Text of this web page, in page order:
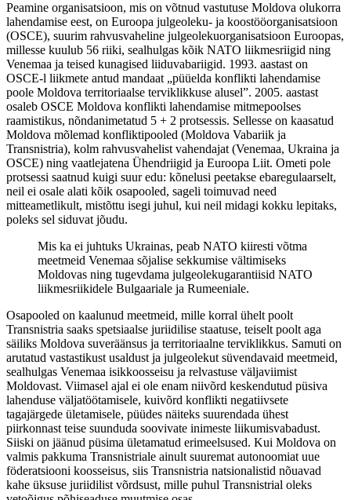
Peamine organisatsioon, mis on võtnud vastutuse Moldova olukorra
lahendamise eest, on Euroopa julgeoleku- ja koostööorganisatsioon
(OSCE), suurim rahvusvaheline julgeolekuorganisatsioon Euroopas,
millesse kuulub 56 riiki, sealhulgas kõik NATO liikmesriigid ning
Venemaa ja teised kunagised liiduvabariigid. 1993. aastast on
OSCE-l liikmete antud mandaat „püüelda konflikti lahendamise
poole Moldova territoriaalse terviklikkuse alusel”. 2005. aastast
osaleb OSCE Moldova konflikti lahendamise mitmepoolses
raamistikus, nõndanimetatud 5 + 2 protsessis. Sellesse on kaasatud
Moldova mõlemad konfliktipooled (Moldova Vabariik ja
Transnistria), kolm rahvusvahelist vahendajat (Venemaa, Ukraina ja
OSCE) ning vaatlejatena Ühendriigid ja Euroopa Liit. Ometi pole
protsessi saatnud kuigi suur edu: kõnelusi peetakse ebaregulaarselt,
neil ei osale alati kõik osapooled, sageli toimuvad need
mitteametlikult, mistõttu isegi juhul, kui neil midagi kokku lepitaks,
poleks sel siduvat jõudu.
Mis ka ei juhtuks Ukrainas, peab NATO kiiresti võtma
meetmeid Venemaa sõjalise sekkumise vältimiseks
Moldovas ning tugevdama julgeolekugarantiisid NATO
liikmesriikidele Bulgaariale ja Rumeeniale.
Osapooled on kaalunud meetmeid, mille korral ühelt poolt
Transnistria saaks spetsiaalse juriidilise staatuse, teiselt poolt aga
säiliks Moldova suveräänsus ja territoriaalne terviklikkus. Samuti on
arutatud vastastikust usaldust ja julgeolekut süvendavaid meetmeid,
sealhulgas Venemaa isikkoosseisu ja relvastuse väljaviimist
Moldovast. Viimasel ajal ei ole enam niivõrd keskendutud püsiva
lahenduse väljatöötamisele, kuivõrd konflikti negatiivsete
tagajärgede ületamisele, püüdes näiteks suurendada ühest
piirkonnast teise suunduda soovivate inimeste liikumisvabadust.
Siiski on jäänud püsima ületamatud erimeelsused. Kui Moldova on
valmis pakkuma Transnistriale ainult suuremat autonoomiat uue
föderatsiooni koosseisus, siis Transnistria natsionalistid nõuavad
kahe üksuse juriidilist võrdsust, mille puhul Transnistrial oleks